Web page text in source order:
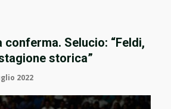
Selucio: “Feldi,
storica”
2022